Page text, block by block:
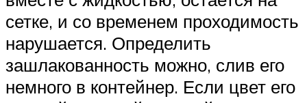
сетке, и со временем проходимость
нарушается. Определить
зашлакованность можно, слив его
немного в контейнер. Если цвет его